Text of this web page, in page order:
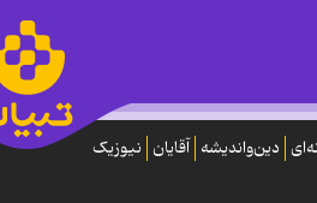
دین‌واندیشه آقایان نیوزیک